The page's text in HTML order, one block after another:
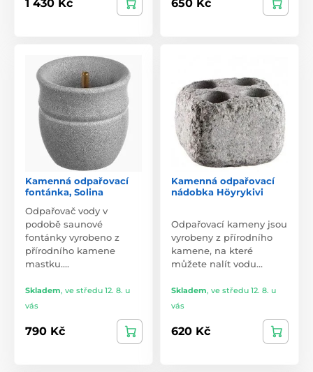
1 430 Kč 650 Kč
Kamenná odpařovací
fontánka, Solina
Odpařovač vody v
podobě saunové
fontánky vyrobeno z
přírodního kamene
mastku.…
Skladem, ve středu 12. 8. u
vás
790 Kč
Kamenná odpařovací
nádobka Höyrykivi
Odpařovací kameny jsou
vyrobeny z přírodního
kamene, na které
můžete nalít vodu…
Skladem, ve středu 12. 8. u
vás
620 Kč